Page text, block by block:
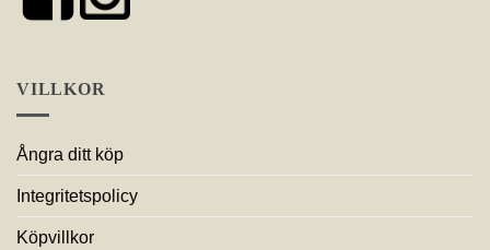
VILLKOR
Ångra ditt köp
Integritetspolicy
Köpvillkor